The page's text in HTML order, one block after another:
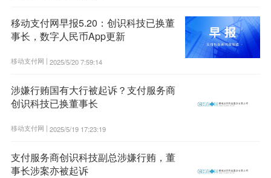
移动支付网早报5.20：创识科技已换董
事长，数字人民币App更新
移动支付网 | 2025/5/20 7:59:14
涉嫌行贿国有大行被起诉？支付服务商
创识科技已换董事长
移动支付网 | 2025/5/19 17:23:19
支付服务商创识科技副总涉嫌行贿，董
事长涉案亦被起诉